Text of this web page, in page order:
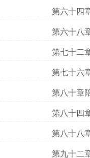
第六十四
第六十八
第七十二
第七十六
第八十章
第八十四
第八十八
第九十二